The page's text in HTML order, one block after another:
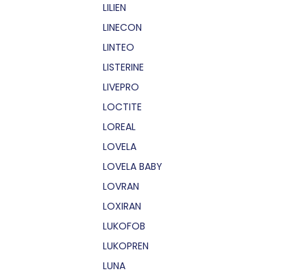
LILIEN
LINECON
LINTEO
LISTERINE
LIVEPRO
LOCTITE
LOREAL
LOVELA
LOVELA BABY
LOVRAN
LOXIRAN
LUKOFOB
LUKOPREN
LUNA